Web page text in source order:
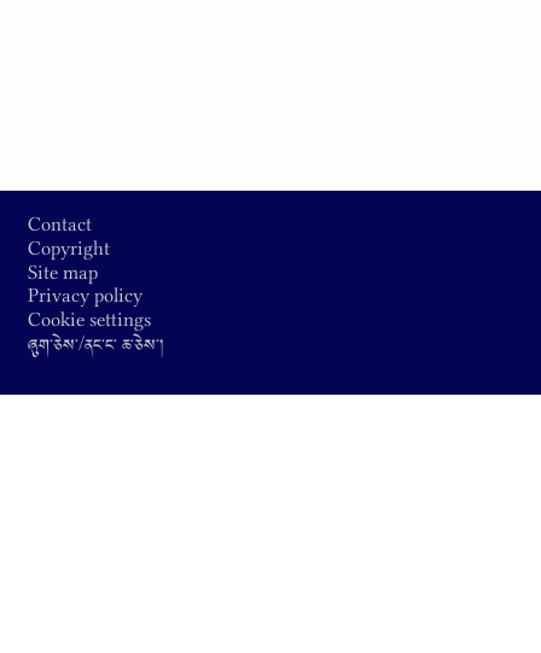
Footer
Contact
Copyright
Site map
Privacy policy
Cookie settings
ཞུག༌ཅེས༌/ནང༌ང༌ ཆ༌ཅེས༌།